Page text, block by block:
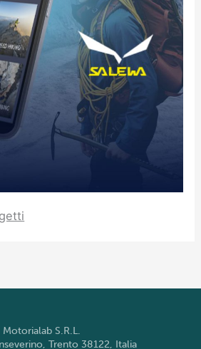
Motorialab S.R.L.
Trento 38122, Italia